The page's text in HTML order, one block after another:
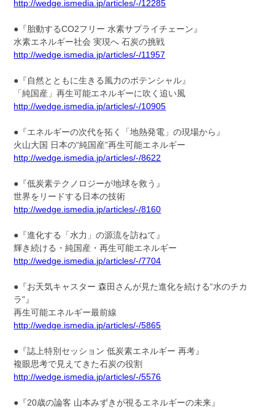
http://wedge.ismedia.jp/articles/-/12285
●『胎動するCO2フリー 水素サプライチェーン』
水素エネルギー社会 実現へ 石炭の挑戦
http://wedge.ismedia.jp/articles/-/11957
●『自然とともに生きる風力のポテンシャル』
「純国産」再生可能エネルギーに吹く追い風
http://wedge.ismedia.jp/articles/-/10905
●『エネルギーの次代を拓く「地熱発電」の現場から』
火山大国 日本の“純国産”再生可能エネルギー
http://wedge.ismedia.jp/articles/-/8622
●『低炭素テクノロジーが地球を救う』
世界をリードする日本の技術
http://wedge.ismedia.jp/articles/-/8160
●『進化する「水力」の源流を訪ねて』
輝き続ける・純国産・再生可能エネルギー
http://wedge.ismedia.jp/articles/-/7704
●『お天気キャスター 森田さんが見た進化を続ける“水のチカ
ラ”』
再生可能エネルギー最前線
http://wedge.ismedia.jp/articles/-/5865
●『誌上特別セッション 低炭素エネルギー 再考』
複眼思考で見えてきた石炭の役割
http://wedge.ismedia.jp/articles/-/5576
●『20歳の論客 山本みずきが視るエネルギーの未来』